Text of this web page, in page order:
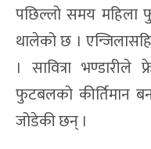
पछिल्लो समय महिला
थालेको छ ।
। सावित्रा
फुटबलको कीर्तिमान
जोडेकी छन् ।